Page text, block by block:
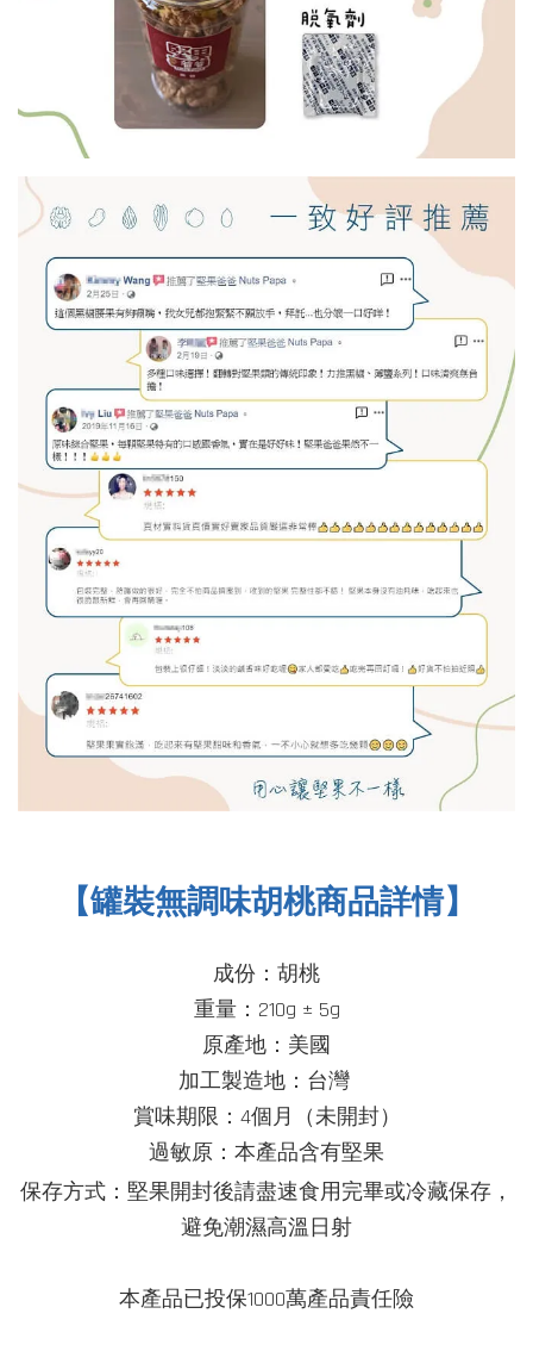
【罐裝無調味胡桃商品詳情】
成份：胡桃
重量：210g ± 5g
原產地：美國
加工製造地：台灣
賞味期限：4個月（未開封）
過敏原：本產品含有堅果
保存方式： 堅果開封後請盡速食用完畢或冷藏保存，
避免潮濕高溫日射
本產品已投保1000萬產品責任險